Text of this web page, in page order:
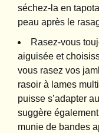
séchez-la en
peau après le
Rasez-vous
aiguisée et
vous rasez vos
rasoir à lames
puisse s’adapter
suggère
munie de bandes